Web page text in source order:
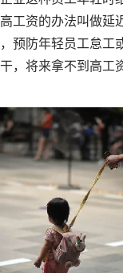
工资的办法叫做延
预防年轻员工怠工
，将来拿不到高工